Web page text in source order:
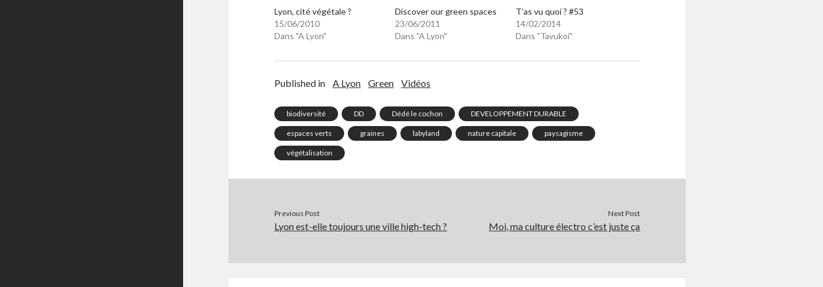
Lyon, cité végétale ?
15/06/2010
Dans "A Lyon"
Discover our green spaces
23/06/2011
Dans "A Lyon"
T’as vu quoi ? #53
14/02/2014
Dans "Tavukoi"
Published in A Lyon Green Vidéos
biodiversité DD Dédé le cochon DEVELOPPEMENT DURABLE
espaces verts graines labyland nature capitale paysagisme
végétalisation
Previous Post
Lyon est-elle toujours une ville high-tech ?
Next Post
Moi, ma culture électro c’est juste ça